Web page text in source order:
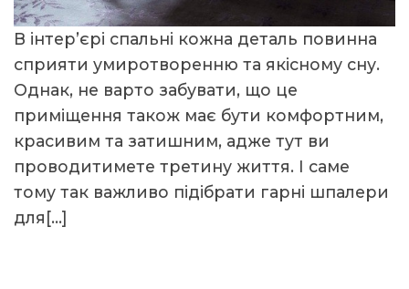
В інтер’єрі спальні кожна деталь повинна
сприяти умиротворенню та якісному сну.
Однак, не варто забувати, що це
приміщення також має бути комфортним,
красивим та затишним, адже тут ви
проводитимете третину життя. І саме
тому так важливо підібрати гарні шпалери
для[…]